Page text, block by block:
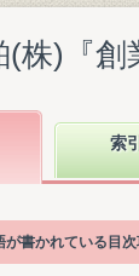
株)『
索引
書かれている目次